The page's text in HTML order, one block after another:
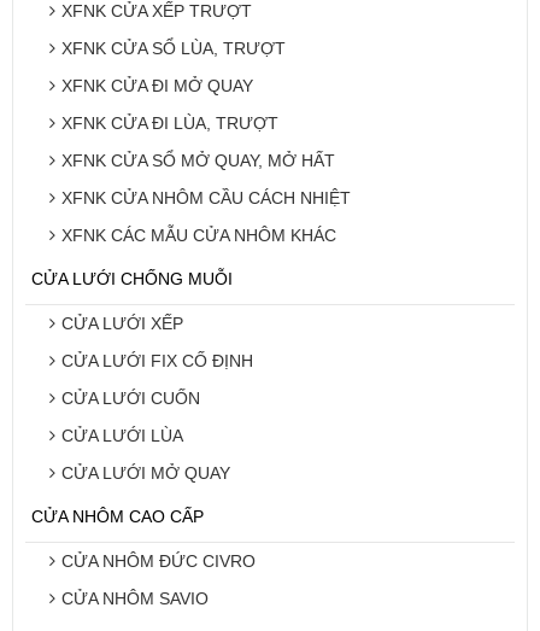
XFNK CỬA XẾP TRƯỢT
XFNK CỬA SỔ LÙA, TRƯỢT
XFNK CỬA ĐI MỞ QUAY
XFNK CỬA ĐI LÙA, TRƯỢT
XFNK CỬA SỔ MỞ QUAY, MỞ HẤT
XFNK CỬA NHÔM CẦU CÁCH NHIỆT
XFNK CÁC MẪU CỬA NHÔM KHÁC
CỬA LƯỚI CHỐNG MUỖI
CỬA LƯỚI XẾP
CỬA LƯỚI FIX CỐ ĐỊNH
CỬA LƯỚI CUỐN
CỬA LƯỚI LÙA
CỬA LƯỚI MỞ QUAY
CỬA NHÔM CAO CẤP
CỬA NHÔM ĐỨC CIVRO
CỬA NHÔM SAVIO